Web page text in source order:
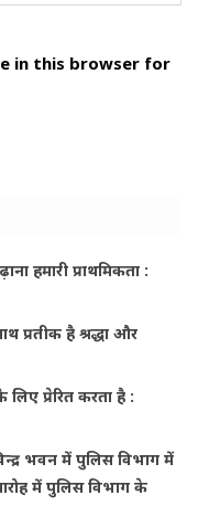
in this browser for
हमारी प्राथमिकता :
प्रतीक है श्रद्धा और
प्रेरित करता है :
भवन में पुलिस विभाग में
में पुलिस विभाग के